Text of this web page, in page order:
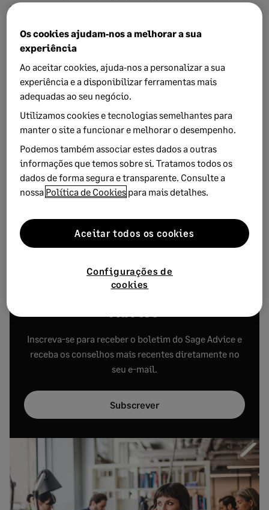
motor de busca do Google necessitaria de um avultado
As redes sociais são também importantes canais de
divulgação da sua livraria virtual. Se já tiver uma loja física,
os seus atuais clientes podem ser importantes
referenciadores e trazer novos clientes à sua livraria através
redes sociais, como o Facebook ou o Instagram. Crie
campanhas de referenciação com ofertas para os seus
clientes e complemente a sua atividade com a produção de
eventos online, como lançamentos de livros, tertúlias com a
autores, etc..
obrigam-nos a repensar e a reinventar. Avalie também o seu
negócio e mude a sua estratégia, se for esse o caso.
Receba a newsletter Sage
Inscreva-se para receber o boletim do Sage Advice e
receba os conselhos mais recentes diretamente no
seu e-mail.
Subscrever
Os cookies ajudam‑nos a melhorar a sua
experiência
Ao aceitar cookies, ajuda‑nos a personalizar a sua
experiência e a disponibilizar ferramentas mais
adequadas ao seu negócio.
Utilizamos cookies e tecnologias semelhantes para
manter o site a funcionar e melhorar o desempenho.
Podemos também associar estes dados a outras
informações que temos sobre si. Tratamos todos os
dados de forma segura e transparente. Consulte a
nossa Política de Cookies para mais detalhes.
Configurações de
cookies
Aceitar todos os cookies